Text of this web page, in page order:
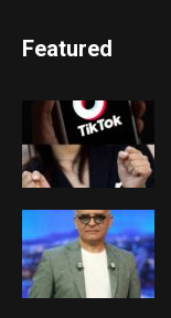
Featured